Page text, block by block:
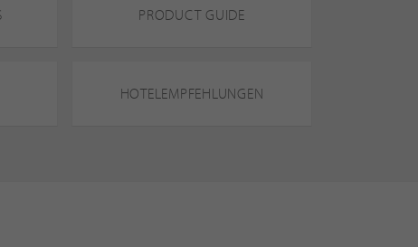
PRODUCT GUIDE
HOTELEMPFEHLUNGEN